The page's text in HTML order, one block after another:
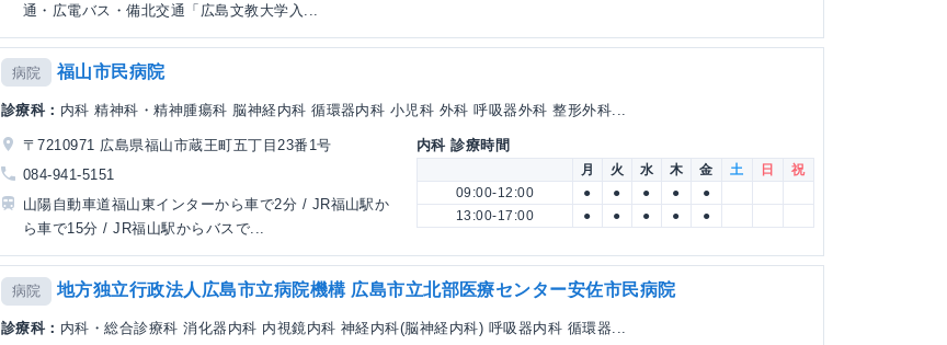
通・広電バス・備北交通「広島文教大学入...
病院 福山市民病院
診療科： 内科 精神科・精神腫瘍科 脳神経内科 循環器内科 小児科 外科 呼吸器外科 整形外科...
〒7210971 広島県福山市蔵王町五丁目23番1号
084-941-5151
山陽自動車道福山東インターから車で2分 / JR福山駅か
ら車で15分 / JR福山駅からバスで...
内科 診療時間
月 火 水 木 金 土 日
祝
09:00-12:00
● ● ● ●
●
13:00-17:00
● ● ● ● ●
病院 地方独立行政法人広島市立病院機構 広島市立北部医療センター安佐市民病院
診療科： 内科・総合診療科 消化器内科 内視鏡内科 神経内科(脳神経内科) 呼吸器内科 循環器...